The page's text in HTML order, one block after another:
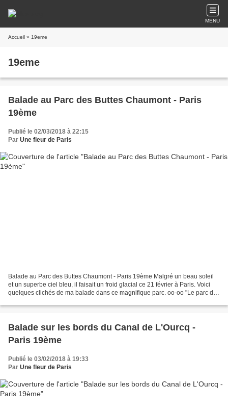
MENU
Accueil » 19eme
19eme
Balade au Parc des Buttes Chaumont - Paris
19ème
Publié le 02/03/2018 à 22:15
Par Une fleur de Paris
Balade au Parc des Buttes Chaumont - Paris 19ème Malgré un beau soleil
et un superbe ciel bleu, il faisait un froid glacial ce 21 février à Paris. Voici
quelques clichés de ma balade dans ce magnifique parc. oo-oo "Le parc des
Balade sur les bords du Canal de L'Ourcq -
Paris 19ème
Publié le 03/02/2018 à 19:33
Par Une fleur de Paris